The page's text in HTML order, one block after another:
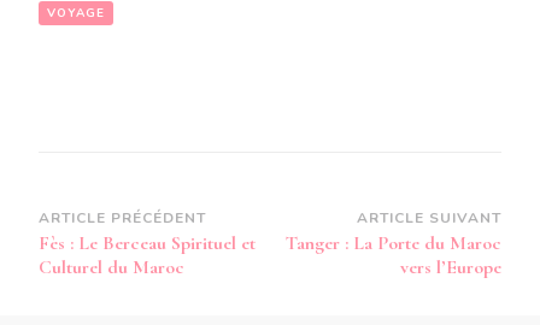
VOYAGE
Navigation
d’article
ARTICLE PRÉCÉDENT
Fès : Le Berceau Spirituel et
Culturel du Maroc
ARTICLE SUIVANT
Tanger : La Porte du Maroc
vers l’Europe